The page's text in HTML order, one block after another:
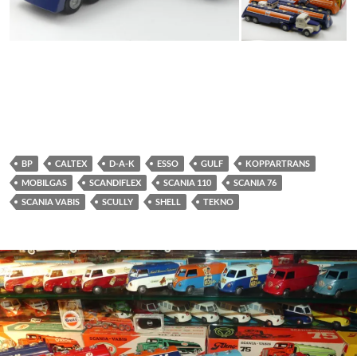
BP CALTEX D-A-K ESSO GULF
KOPPARTRANS
MOBILGAS
SCANDIFLEX SCANIA 110
SCANIA 76
SCANIA VABIS
SCULLY SHELL TEKNO